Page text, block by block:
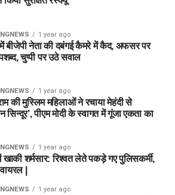
1 year ago
में बीजेपी नेता की दबंगई कैमरे में कैद, अफसर पर
चुप्पी पर उठे सवाल
1 year ago
की मुस्लिम महिलाओं ने रचाया मेहंदी से
सिन्दूर’, पीएम मोदी के स्वागत में गूंजा एकता का
1 year ago
खाकी शर्मसार: रिश्वत लेते पकड़े गए पुलिसकर्मी,
|
1 year ago